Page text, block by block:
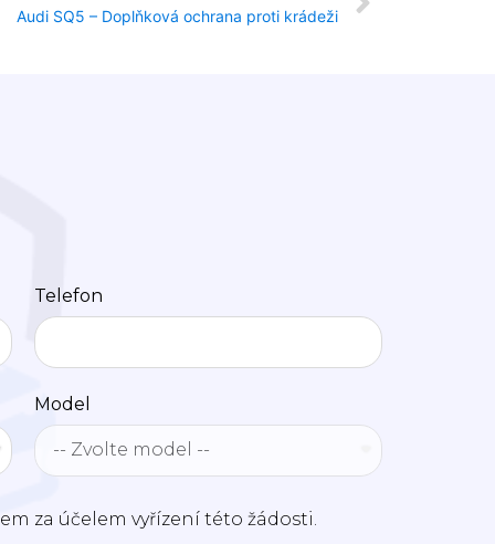
Audi SQ5 – Doplňková ochrana proti krádeži
Telefon
Model
za účelem vyřízení této žádosti.